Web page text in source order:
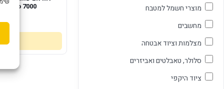
מוצרי חשמל למטבח
מחשבים
מצלמות וציוד אבטחה
סלולר, טאבלטים ואביזרים
ציוד היקפי
pro 7000